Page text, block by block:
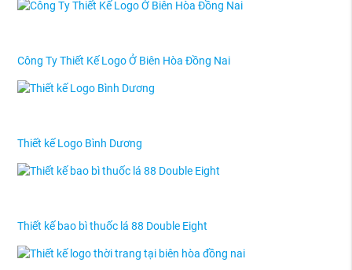
Công Ty Thiết Kế Logo Ở Biên Hòa Đồng Nai
Thiết kế Logo Bình Dương
Thiết kế bao bì thuốc lá 88 Double Eight